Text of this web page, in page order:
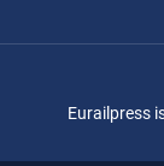
Eurailpress